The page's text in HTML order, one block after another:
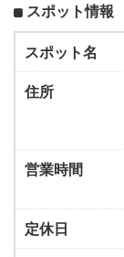
スポット情報
スポット名
住所
営業時間
定休日